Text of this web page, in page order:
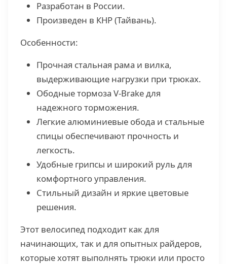
Разработан в России.
Произведен в КНР (Тайвань).
Особенности:
Прочная стальная рама и вилка,
выдерживающие нагрузки при трюках.
Ободные тормоза V-Brake для
надежного торможения.
Легкие алюминиевые обода и стальные
спицы обеспечивают прочность и
легкость.
Удобные грипсы и широкий руль для
комфортного управления.
Стильный дизайн и яркие цветовые
решения.
Этот велосипед подходит как для
начинающих, так и для опытных райдеров,
которые хотят выполнять трюки или просто